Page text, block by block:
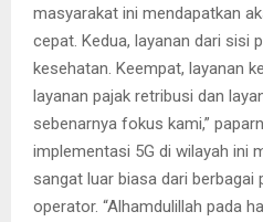
masyarakat ini mendapatkan
cepat. Kedua, layanan dari sisi
kesehatan. Keempat, layanan
layanan pajak retribusi dan
sebenarnya fokus kami,”
implementasi 5G di wilayah ini
sangat luar biasa dari berbagai
operator. “Alhamdulillah pada